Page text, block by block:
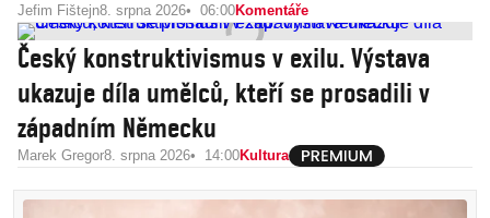
Jefim Fištejn8. srpna 2026 06:00Komentáře
Český konstruktivismus v exilu. Výstava
ukazuje díla umělců, kteří se prosadili v
západním Německu
Marek Gregor8. srpna 2026 14:00Kultura